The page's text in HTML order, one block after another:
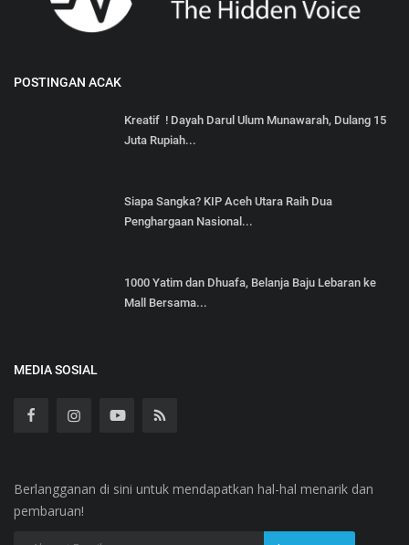
POSTINGAN ACAK
Kreatif ! Dayah Darul Ulum Munawarah, Dulang 15
Juta Rupiah...
Siapa Sangka? KIP Aceh Utara Raih Dua
Penghargaan Nasional...
1000 Yatim dan Dhuafa, Belanja Baju Lebaran ke
Mall Bersama...
MEDIA SOSIAL
Berlangganan di sini untuk mendapatkan hal-hal menarik dan
pembaruan!